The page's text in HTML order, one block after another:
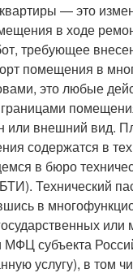
— это
в ходе
требующее
помещения в
это любые
или внешний вид.
содержатся в
в бюро
Технический
в
субъекта
услугу), в том